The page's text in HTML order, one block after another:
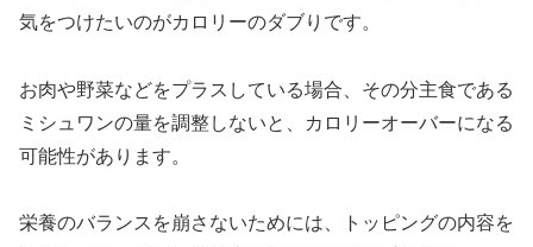
気をつけたいのがカロリーのダブりです。
お肉や野菜などをプラスしている場合、その分主食である
ミシュワンの量を調整しないと、カロリーオーバーになる
可能性があります。
栄養のバランスを崩さないためには、トッピングの内容を